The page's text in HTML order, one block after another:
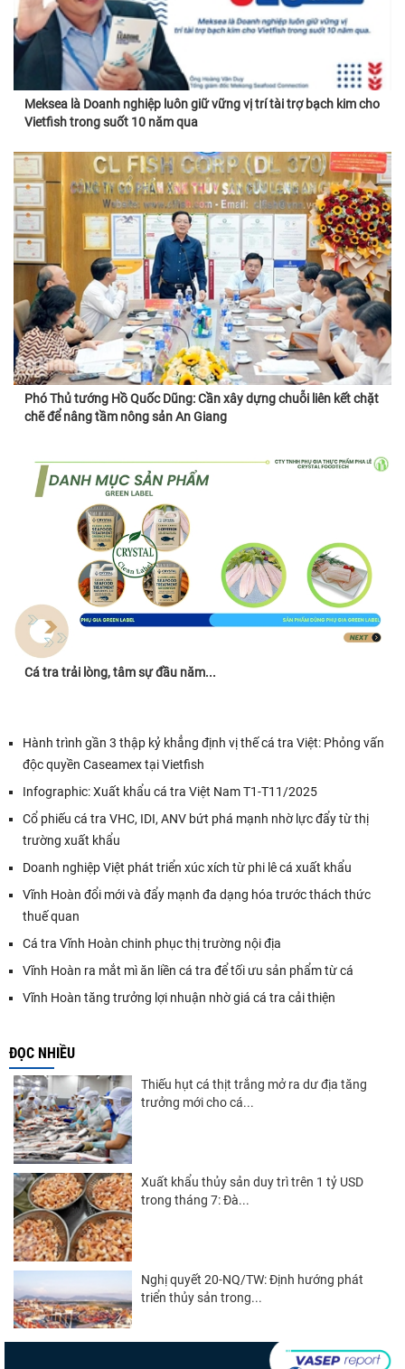
Meksea là Doanh nghiệp luôn giữ vững vị trí tài trợ bạch kim cho
Vietfish trong suốt 10 năm qua
Phó Thủ tướng Hồ Quốc Dũng: Cần xây dựng chuỗi liên kết chặt
chẽ để nâng tầm nông sản An Giang
Cá tra trải lòng, tâm sự đầu năm...
Hành trình gần 3 thập kỷ khẳng định vị thế cá tra Việt: Phỏng vấn
độc quyền Caseamex tại Vietfish
Infographic: Xuất khẩu cá tra Việt Nam T1-T11/2025
Cổ phiếu cá tra VHC, IDI, ANV bứt phá mạnh nhờ lực đẩy từ thị
trường xuất khẩu
Doanh nghiệp Việt phát triển xúc xích từ phi lê cá xuất khẩu
Vĩnh Hoàn đổi mới và đẩy mạnh đa dạng hóa trước thách thức
thuế quan
Cá tra Vĩnh Hoàn chinh phục thị trường nội địa
Vĩnh Hoàn ra mắt mì ăn liền cá tra để tối ưu sản phẩm từ cá
Vĩnh Hoàn tăng trưởng lợi nhuận nhờ giá cá tra cải thiện
ĐỌC NHIỀU
Thiếu hụt cá thịt trắng mở ra dư địa tăng
trưởng mới cho cá...
Xuất khẩu thủy sản duy trì trên 1 tỷ USD
trong tháng 7: Đà...
Nghị quyết 20-NQ/TW: Định hướng phát
triển thủy sản trong...